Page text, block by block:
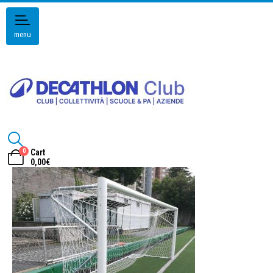
menu
0
Cart
0,00€